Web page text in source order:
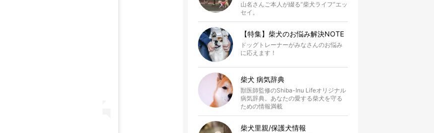
山名さんご本人が綴る“柴犬ライフ”エッ
セイ。
【特集】柴犬のお悩み解決NOTE
ドッグトレーナーがみなさんのお悩み
に応えます！
柴犬 病気辞典
獣医師監修のShiba-Inu Lifeオリジナル
病気辞典。あなたの愛する柴犬を守る
ための情報満載
柴犬里親/保護犬情報